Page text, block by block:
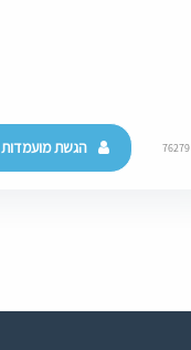
76279 הגשת מועמדות